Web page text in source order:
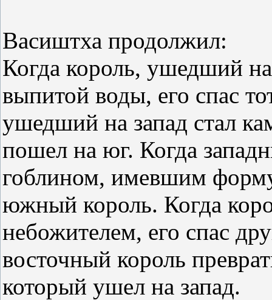
Васиштха продолжил:
Когда король, ушедший
выпитой воды, его спас
ушедший на запад стал
пошел на юг. Когда
гоблином, имевшим
южный король. Когда
небожителем, его спас
восточный король
который ушел на запад.